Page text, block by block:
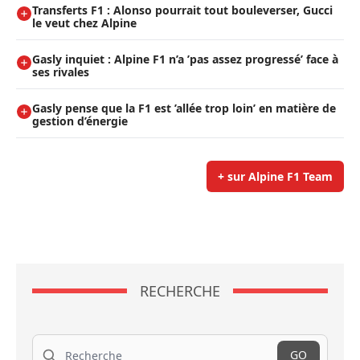
Transferts F1 : Alonso pourrait tout bouleverser, Gucci
le veut chez Alpine
Gasly inquiet : Alpine F1 n’a ’pas assez progressé’ face à
ses rivales
Gasly pense que la F1 est ’allée trop loin’ en matière de
gestion d’énergie
+ sur Alpine F1 Team
RECHERCHE
Recherche
GO